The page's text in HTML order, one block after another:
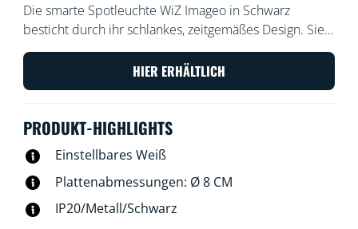
Die smarte Spotleuchte WiZ Imageo in Schwarz
besticht durch ihr schlankes, zeitgemäßes Design. Sie
verfügt über einen einstellbaren Spot und erzeugt ein
warm- oder kaltweißes Licht. In Verbindung mit dem
vorhandenen WLAN kann sie über die WiZ App oder
HIER ERHÄLTLICH
PRODUKT-HIGHLIGHTS
Einstellbares Weiß
Plattenabmessungen: Ø 8 CM
IP20/Metall/Schwarz